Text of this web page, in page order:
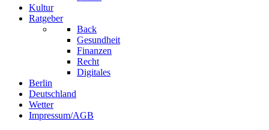
Kultur
Ratgeber
Back
Gesundheit
Finanzen
Recht
Digitales
Berlin
Deutschland
Wetter
Impressum/AGB